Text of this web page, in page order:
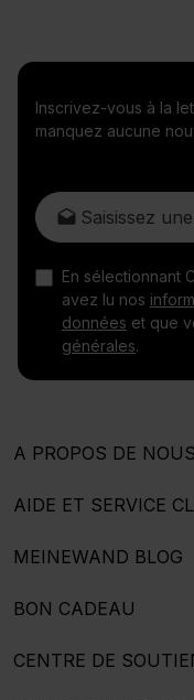
Inscrivez-vous à la
manquez aucune
Adresse e-mail*
En sélectionnant
avez lu nos
données et que
générales.
A PROPOS DE NOUS
AIDE ET SERVICE
MEINEWAND BLOG
BON CADEAU
CENTRE DE